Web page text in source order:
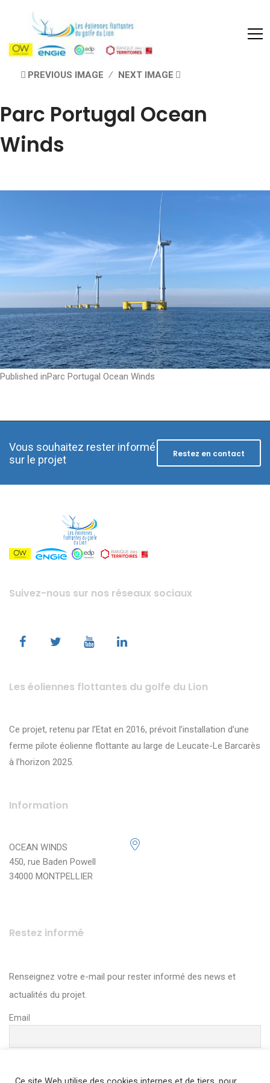
PREVIOUS IMAGE NEXT IMAGE
Parc Portugal Ocean
Winds
Post
Published inParc Portugal Ocean Winds
Vous souhaitez rester informé
sur le projet
Restez en contact
Suivez-nous sur nos réseaux sociaux
Les éoliennes flottantes du golfe du Lion
Ce projet, retenu par l’Etat en 2016, prévoit l’installation d’une
ferme pilote éolienne flottante au large de Leucate-Le Barcarès
à l’horizon 2025.
Information
OCEAN WINDS
450, rue Baden Powell
34000 MONTPELLIER
Restez informé
Renseignez votre e-mail pour rester informé des news et
actualités du projet.
Email